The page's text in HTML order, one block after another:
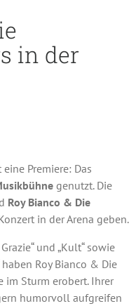
in der
Premiere: Das
genutzt. Die
Roy Bianco & Die
in der Arena geben.
und „Kult“ sowie
Roy Bianco & Die
im Sturm erobert. Ihrer
humorvoll aufgreifen